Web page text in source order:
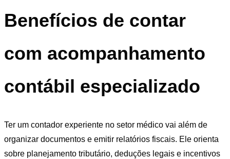
Benefícios de contar
com acompanhamento
contábil especializado
Ter um contador experiente no setor médico vai além de
organizar documentos e emitir relatórios fiscais. Ele orienta
sobre planejamento tributário, deduções legais e incentivos